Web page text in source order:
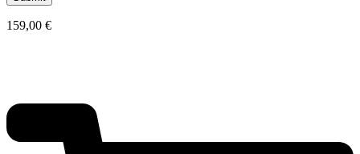
159,00 €